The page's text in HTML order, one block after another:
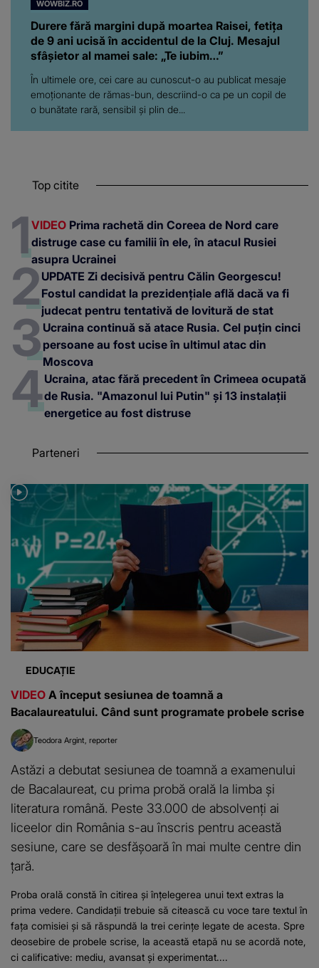
WOWBIZ.RO
Durere fără margini după moartea Raisei, fetița
de 9 ani ucisă în accidentul de la Cluj. Mesajul
sfâșietor al mamei sale: „Te iubim…”
În ultimele ore, cei care au cunoscut-o au publicat mesaje
emoționante de rămas-bun, descriind-o ca pe un copil de
o bunătate rară, sensibil și plin de...
Top citite
VIDEO Prima rachetă din Coreea de Nord care
distruge case cu familii în ele, în atacul Rusiei
asupra Ucrainei
UPDATE Zi decisivă pentru Călin Georgescu!
Fostul candidat la prezidențiale află dacă va fi
judecat pentru tentativă de lovitură de stat
Ucraina continuă să atace Rusia. Cel puțin cinci
persoane au fost ucise în ultimul atac din
Moscova
Ucraina, atac fără precedent în Crimeea ocupată
de Rusia. "Amazonul lui Putin" și 13 instalații
energetice au fost distruse
Parteneri
EDUCAȚIE
VIDEO A început sesiunea de toamnă a
Bacalaureatului. Când sunt programate probele scrise
Teodora Argint reporter
Astăzi a debutat sesiunea de toamnă a examenului
de Bacalaureat, cu prima probă orală la limba și
literatura română. Peste 33.000 de absolvenți ai
liceelor din România s-au înscris pentru această
sesiune, care se desfășoară în mai multe centre din
țară.
Proba orală constă în citirea și înțelegerea unui text extras la
prima vedere. Candidații trebuie să citească cu voce tare textul în
fața comisiei și să răspundă la trei cerințe legate de acesta. Spre
deosebire de probele scrise, la această etapă nu se acordă note,
ci calificative: mediu, avansat și experimentat....